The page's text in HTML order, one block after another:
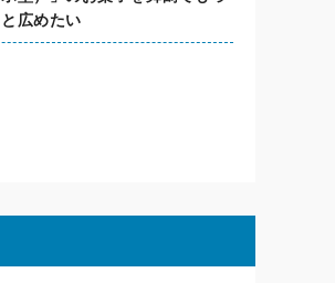
と広めたい